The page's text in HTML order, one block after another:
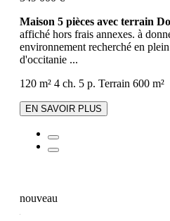
Maison 5 pièces avec terrain
affiché hors frais annexes. à
environnement recherché en
d'occitanie ...
120 m² 4 ch. 5 p. Terrain 600 m²
EN SAVOIR PLUS
nouveau